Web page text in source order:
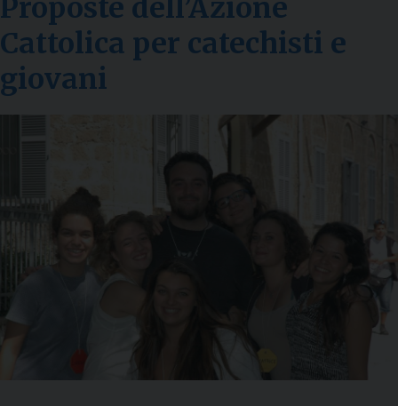
Proposte dell’Azione
Cattolica per catechisti e
giovani